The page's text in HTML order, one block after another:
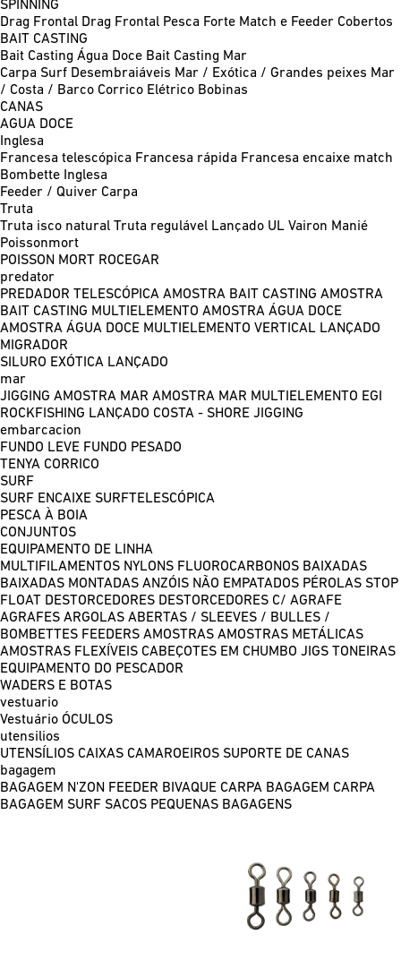
SPINNING
Drag Frontal Drag Frontal Pesca Forte Match e Feeder Cobertos
BAIT CASTING
Bait Casting Água Doce Bait Casting Mar
Carpa Surf Desembraiáveis Mar / Exótica / Grandes peixes Mar
/ Costa / Barco Corrico Elétrico Bobinas
CANAS
AGUA DOCE
Inglesa
Francesa telescópica Francesa rápida Francesa encaixe match
Bombette Inglesa
Feeder / Quiver Carpa
Truta
Truta isco natural Truta regulável Lançado UL Vairon Manié
Poissonmort
POISSON MORT ROCEGAR
predator
PREDADOR TELESCÓPICA AMOSTRA BAIT CASTING AMOSTRA
BAIT CASTING MULTIELEMENTO AMOSTRA ÁGUA DOCE
AMOSTRA ÁGUA DOCE MULTIELEMENTO VERTICAL LANÇADO
MIGRADOR
SILURO EXÓTICA LANÇADO
mar
JIGGING AMOSTRA MAR AMOSTRA MAR MULTIELEMENTO EGI
ROCKFISHING LANÇADO COSTA - SHORE JIGGING
embarcacion
FUNDO LEVE FUNDO PESADO
TENYA CORRICO
SURF
SURF ENCAIXE SURFTELESCÓPICA
PESCA À BOIA
CONJUNTOS
EQUIPAMENTO DE LINHA
MULTIFILAMENTOS NYLONS FLUOROCARBONOS BAIXADAS
BAIXADAS MONTADAS ANZÓIS NÃO EMPATADOS PÉROLAS STOP
FLOAT DESTORCEDORES DESTORCEDORES C/ AGRAFE
AGRAFES ARGOLAS ABERTAS / SLEEVES / BULLES /
BOMBETTES FEEDERS AMOSTRAS AMOSTRAS METÁLICAS
AMOSTRAS FLEXÍVEIS CABEÇOTES EM CHUMBO JIGS TONEIRAS
EQUIPAMENTO DO PESCADOR
WADERS E BOTAS
vestuario
Vestuário ÓCULOS
utensilios
UTENSÍLIOS CAIXAS CAMAROEIROS SUPORTE DE CANAS
bagagem
BAGAGEM N'ZON FEEDER BIVAQUE CARPA BAGAGEM CARPA
BAGAGEM SURF SACOS PEQUENAS BAGAGENS